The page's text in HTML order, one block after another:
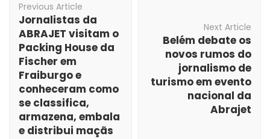
Navigation
Previous Article
Jornalistas da
ABRAJET visitam o
Packing House da
Fischer em
Fraiburgo e
conheceram como
se classifica,
armazena, embala
e distribui maçãs
Next Article
Belém debate os
novos rumos do
jornalismo de
turismo em evento
nacional da
Abrajet